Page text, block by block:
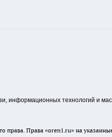
информационных технологий и
Права «oren1.ru» на